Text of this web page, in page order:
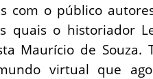
com o público
quais o historiador
Maurício de Souza.
virtual que